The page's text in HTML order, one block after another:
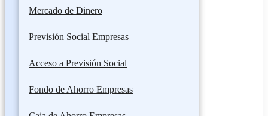
Mercado de Dinero
Previsión Social Empresas
Acceso a Previsión Social
Fondo de Ahorro Empresas